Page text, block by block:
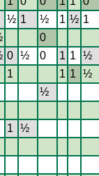
½ 1 ½ 1 ½ 1
0
0 ½ 0 1 1
½
1 1 1
½
½
1
½